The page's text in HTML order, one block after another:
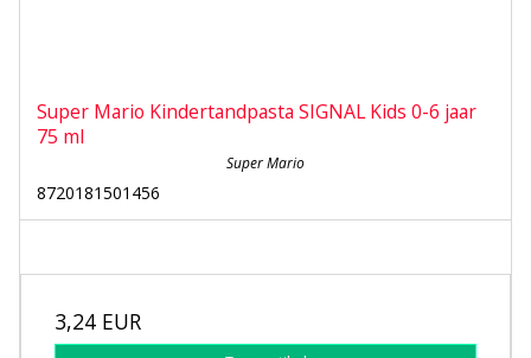
Super Mario Kindertandpasta SIGNAL Kids 0-6 jaar
75 ml
Super Mario
8720181501456
3,24 EUR